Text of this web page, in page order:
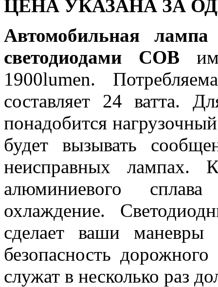
ЦЕНА УКАЗАНА ЗА
Автомобильная
светодиодами COB
1900lumen.
составляет 24 ватта.
понадобится
будет вызывать
неисправных лампах.
алюминиевого
охлаждение.
сделает ваши
безопасность
служат в несколько раз